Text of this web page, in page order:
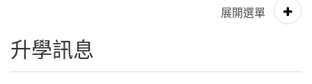
升學訊息